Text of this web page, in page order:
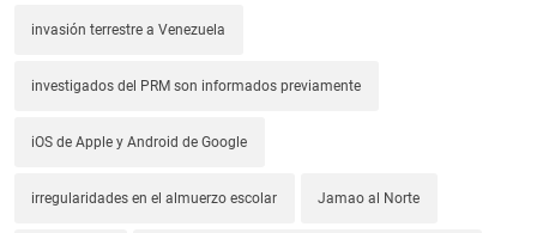
invasión terrestre a Venezuela
investigados del PRM son informados previamente
iOS de Apple y Android de Google
irregularidades en el almuerzo escolar Jamao al Norte